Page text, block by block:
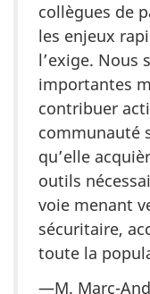
collègues de
les enjeux
l’exige. Nous
importantes
contribuer
communauté
qu’elle
outils
voie menant
sécuritaire,
toute la
—M. Marc-